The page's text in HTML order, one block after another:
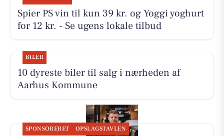
Spier PS vin til kun 39 kr. og Yoggi yoghurt
for 12 kr. - Se ugens lokale tilbud
BILER
10 dyreste biler til salg i nærheden af
Aarhus Kommune
SPONSORERET OPSLAGSTAVLEN